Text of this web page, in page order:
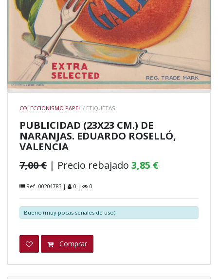
COLECCIONISMO PAPEL / ETIQUETAS
PUBLICIDAD (23X23 CM.) DE
NARANJAS. EDUARDO ROSELLÓ,
VALENCIA
7,00 € | Precio rebajado 3,85 €
Ref. 00204783 | 0 | 0
Bueno (muy pocas señales de uso)
Comprar